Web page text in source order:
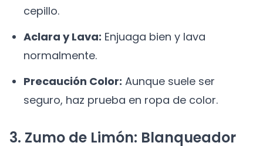
cepillo.
Aclara y Lava: Enjuaga bien y lava
normalmente.
Precaución Color: Aunque suele ser
seguro, haz prueba en ropa de color.
3. Zumo de Limón: Blanqueador